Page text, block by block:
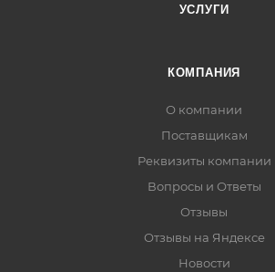
УСЛУГИ
КОМПАНИЯ
О компании
Поставщикам
Реквизиты компании
Вопросы и Ответы
Отзывы
Отзывы на Яндексе
Новости